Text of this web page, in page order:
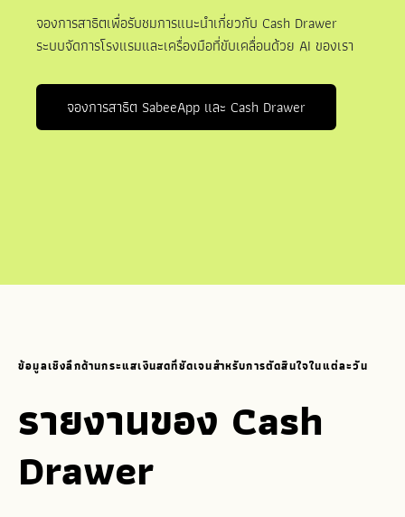
จองการสาธิตเพื่อรับชมการแนะนำเกี่ยวกับ Cash Drawer
ระบบจัดการโรงแรมและเครื่องมือที่ขับเคลื่อนด้วย AI ของเรา
จองการสาธิต SabeeApp และ Cash Drawer
ข้อมูลเชิงลึกด้านกระแสเงินสดที่ชัดเจนสำหรับการตัดสินใจในแต่ละวัน
รายงานของ Cash
Drawer